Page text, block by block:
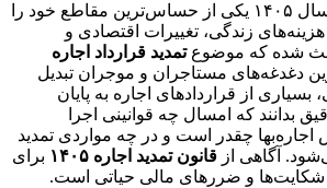
بازار اجاره مسکن در سال ۱۴۰۵ یکی از حساس‌ترین مقاطع خود را
زندگی، تغییرات اقتصادی و
شده که موضوعتمدید قرارداد اجاره
دغدغه‌های مستاجران و موجران تبدیل
از قراردادهای اجاره به پایان
بدانند که امسال چه قوانینی اجرا
چقدر است و در چه مواردی تمدید
آگاهی از قانون تمدید اجاره ۱۴۰۵
برای
شکایت‌ها و ضررهای مالی حیاتی است.